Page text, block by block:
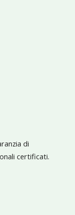
di
certificati.